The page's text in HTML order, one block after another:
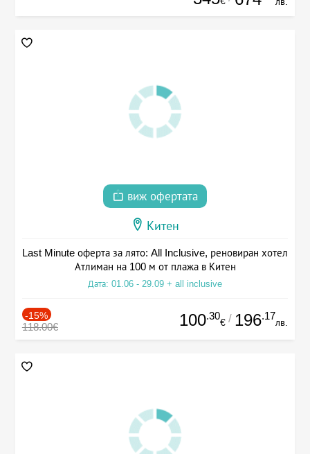
виж офертата
Китен
Last Minute оферта за лято: All Inclusive, реновиран хотел
Атлиман на 100 м от плажа в Китен
Дата: 01.06 - 29.09 + all inclusive
-15%
118.00€ 100.30
€ / 196.17
лв.